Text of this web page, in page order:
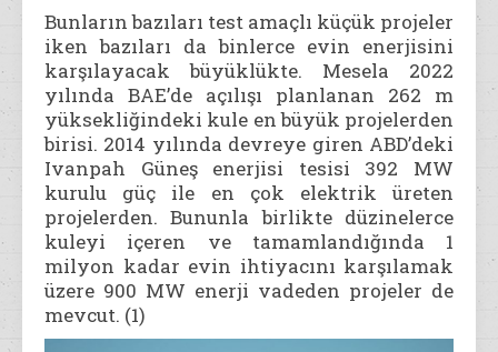
Bunların bazıları test amaçlı küçük projeler
iken bazıları da binlerce evin enerjisini
karşılayacak büyüklükte. Mesela 2022
yılında BAE’de açılışı planlanan 262 m
yüksekliğindeki kule en büyük projelerden
birisi. 2014 yılında devreye giren ABD’deki
Ivanpah Güneş enerjisi tesisi 392 MW
kurulu güç ile en çok elektrik üreten
projelerden. Bununla birlikte düzinelerce
kuleyi içeren ve tamamlandığında 1
milyon kadar evin ihtiyacını karşılamak
üzere 900 MW enerji vadeden projeler de
mevcut. (1)